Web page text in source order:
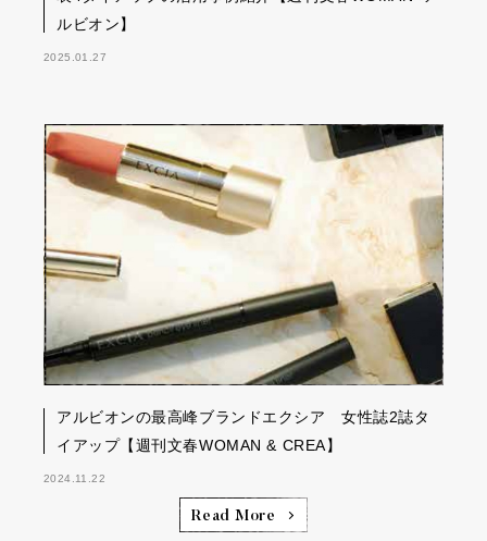
ルビオン】
2025.01.27
アルビオンの最高峰ブランドエクシア 女性誌2誌タ
イアップ【週刊文春WOMAN & CREA】
2024.11.22
Read More